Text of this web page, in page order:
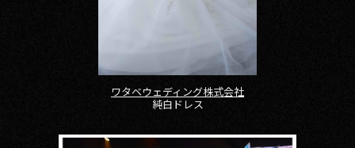
ワタベウェディング株式会社
純白ドレス